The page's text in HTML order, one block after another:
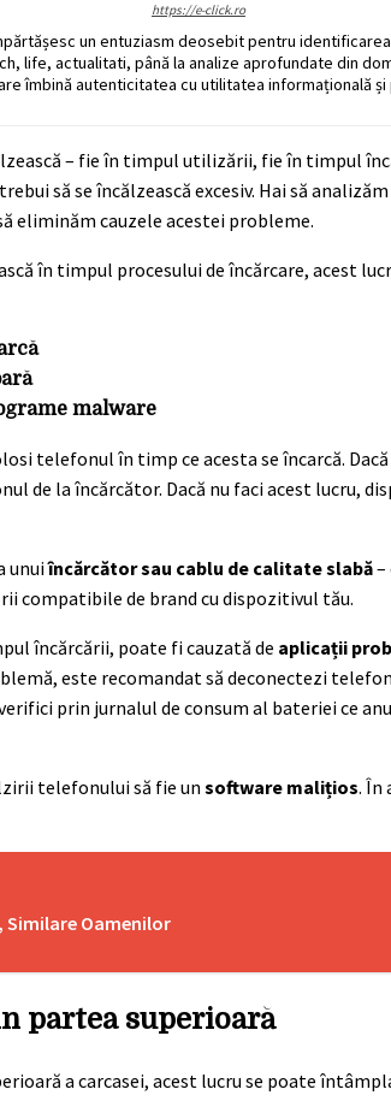
https://e-click.ro
un entuziasm deosebit pentru
life, actualitati, până la analize aprofundate din
îmbină autenticitatea cu utilitatea informațională și
– fie în timpul utilizării, fie în timpul
să se încălzească excesiv. Hai să analizăm
eliminăm cauzele acestei probleme.
în timpul procesului de încărcare, acest
malware
telefonul în timp ce acesta se încarcă.
de la încărcător. Dacă nu faci acest lucru,
unuiîncărcător sau cablu de calitate slabă–
compatibile de brand cu dispozitivul tău.
încărcării, poate fi cauzată de aplicații
este recomandat să deconectezi
prin jurnalul de consum al bateriei ce
telefonului să fie un software malițios. În
Similare Oamenilor
partea superioară
a carcasei, acest lucru se poate